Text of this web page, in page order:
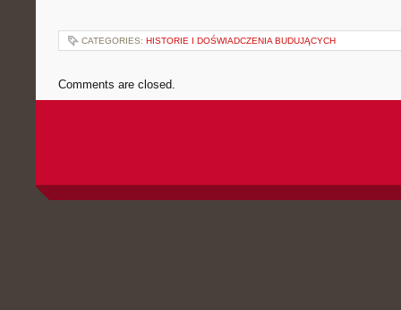
CATEGORIES: HISTORIE I DOŚWIADCZENIA BUDUJĄCYCH
Comments are closed.